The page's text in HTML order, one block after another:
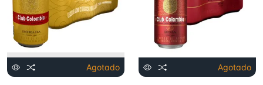
Agotado Agotado